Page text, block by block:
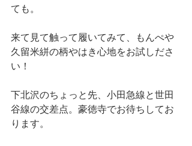
ても。
来て見て触って履いてみて、もんぺや
久留米絣の柄やはき心地をお試しださ
い！
下北沢のちょっと先、小田急線と世田
谷線の交差点。豪徳寺でお待ちしてお
ります。